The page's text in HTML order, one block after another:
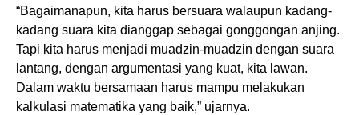
“Bagaimanapun, kita harus bersuara walaupun kadang-
kadang suara kita dianggap sebagai gonggongan anjing.
Tapi kita harus menjadi muadzin-muadzin dengan suara
lantang, dengan argumentasi yang kuat, kita lawan.
Dalam waktu bersamaan harus mampu melakukan
kalkulasi matematika yang baik,” ujarnya.